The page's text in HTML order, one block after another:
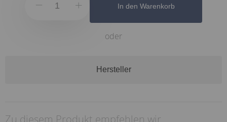
In den Warenkorb
oder
Hersteller
Zu diesem Produkt empfehlen wir